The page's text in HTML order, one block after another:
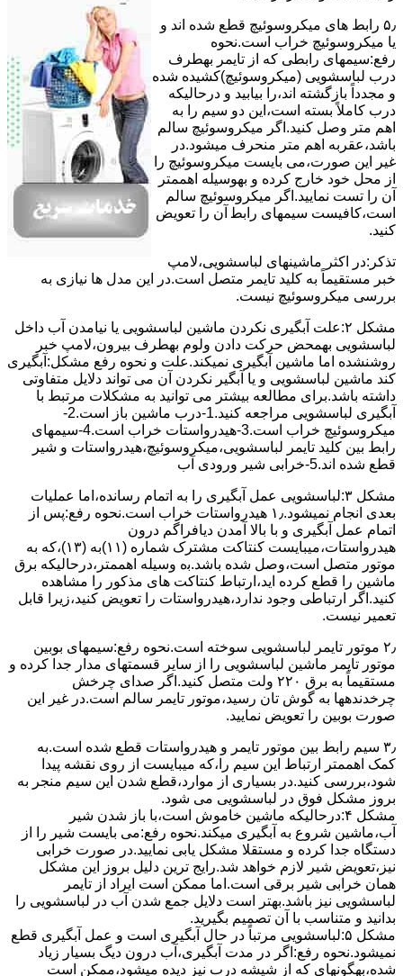
۵٫ رابط های ﻣﯿﮑﺮوﺳﻮﺋﯿﭻ ﻗﻄﻊ شده اند و
ﯾﺎ ﻣﯿﮑﺮوﺳﻮﺋﯿﭻ ﺧﺮاب اﺳﺖ.نحوه
رفع:سیمهای راﺑﻄﯽ ﮐﻪ از ﺗﺎﯾﻤﺮ بهطرف
درب لباسشویی (ﻣﯿﮑﺮوﺳﻮﺋﯿﭻ)کشیده شده
و مجدداً بازگشته اند،را ﺑﯿﺎﺑﯿﺪ و درحالیکه
درب کاملاً ﺑﺴﺘﻪ اﺳﺖ،اﯾﻦ دو ﺳﯿﻢ را ﺑﻪ
اﻫﻢ ﻣﺘﺮ وصل کنید.اﮔﺮ ﻣﯿﮑﺮوﺳﻮﺋﯿﭻ ﺳﺎﻟﻢ
ﺑﺎﺷﺪ،ﻋﻘﺮﺑﻪ اهم متر ﻣﻨﺤﺮف میشود.در
ﻏﯿﺮ اﯾﻦ ﺻﻮرت،می بایست ﻣﯿﮑﺮوﺳﻮﺋﯿﭻ را
از ﻣﺤﻞ خود ﺧﺎرج کرده و بهوسیله اهممتر
آن را ﺗﺴﺖ ﻧﻤﺎﯾﯿﺪ.اﮔﺮ ﻣﯿﮑﺮوﺳﻮﺋﯿﭻ ﺳﺎﻟﻢ
اﺳﺖ،ﮐﺎﻓﯿﺴﺖ سیمهای راﺑﻄ آن را ﺗﻌﻮﯾﺾ
کنید.
ﺗﺬﮐﺮ:در اﮐﺜﺮ ماشینهای لباسشویی،ﻻﻣﭗ
ﺧﺒﺮ مستقیماً ﺑﻪ ﮐﻠﯿﺪ ﺗﺎﯾﻤﺮ ﻣﺘﺼﻞ اﺳﺖ.در اﯾﻦ مدل ها ﻧﯿﺎزی ﺑﻪ
بررسی ﻣﯿﮑﺮوﺳﻮﺋﯿﭻ نیست.
مشکل ۲:علت آبگیری نکردن ماشین لباسشویی یا نیامدن آب داخل
لباسشویی بهمحض ﺣﺮﮐﺖ دادن وﻟﻮم بهطرف ﺑﯿﺮون،ﻻﻣﭗ ﺧﺒﺮ
روشنشده اﻣﺎ ﻣﺎﺷﯿﻦ آﺑﮕﯿﺮی نمیکند.ﻋﻠﺖ و نحوه رﻓﻊ مشکل:آبگیری
کند ماشین لباسشویی و یا آبگیر نکردن آن می تواند دلایل متفاوتی
داشته باشد.برای مطالعه بیشتر می توانید به مشکلات مرتبط با
آبگیری لباسشویی مراجعه کنید.1-درب ﻣﺎﺷﯿﻦ ﺑﺎز اﺳﺖ.2-
ﻣﯿﮑﺮوﺳﻮﺋﯿﭻ ﺧﺮاب اﺳﺖ.3-ﻫﯿﺪرواﺳﺘﺎت ﺧﺮاب اﺳﺖ.4-سیمهای
راﺑﻂ ﺑﯿﻦ ﮐﻠﯿﺪ ﺗﺎﯾﻤﺮ لباسشویی،ﻣﯿﮑﺮوﺳﻮﺋﯿﭻ،ﻫﯿﺪرواﺳﺘﺎت و ﺷﯿﺮ
ﻗﻄﻊ ﺷﺪه اند.5-خرابی شیر ورودی آب
مشکل ۳:لباسشویی ﻋﻤﻞ آﺑﮕﯿﺮی را ﺑﻪ اﺗﻤﺎم رﺳﺎﻧﺪه،اﻣﺎ ﻋﻤﻠﯿﺎت
ﺑﻌﺪی اﻧﺠﺎم نمیشود.۱٫ ﻫﯿﺪرواﺳﺘﺎت ﺧﺮاب اﺳﺖ.نحوه رﻓﻊ:ﭘﺲ از
اﺗﻤﺎم عمل آﺑﮕﯿﺮی و ﺑﺎ ﺑﺎﻻ آﻣﺪن دﯾﺎﻓﺮاﮔﻢ درون
ﻫﯿﺪرواﺳﺘﺎت،میبایست ﮐﻨﺘﺎﮐﺖ ﻣﺸﺘﺮک شماره (۱۱)به (۱۳)،ﮐﻪ ﺑﻪ
ﻣﻮﺗﻮر ﻣﺘﺼﻞ اﺳﺖ،وﺻﻞ ﺷﺪه ﺑﺎﺷﺪ.ﺑه وسیله اهممتر،درحالیکه ﺑﺮق
ﻣﺎﺷﯿﻦ را ﻗﻄﻊ کرده اید،ارﺗﺒﺎط ﮐﻨﺘﺎﮐﺖ ﻫﺎی ﻣﺬﮐﻮر را ﻣﺸﺎﻫﺪه
کنید.اﮔﺮ ارﺗﺒﺎطی وجود ندارد،ﻫﯿﺪرواﺳﺘﺎت را ﺗﻌﻮﯾﺾ ﮐﻨﯿﺪ،زﯾﺮا قابل
ﺗﻌﻤﯿﺮ نیست.
۲٫ ﻣﻮﺗﻮر ﺗﺎﯾﻤﺮ لباسشویی ﺳﻮﺧﺘﻪ اﺳﺖ.نحوه رﻓﻊ:سیمهای ﺑﻮﺑﯿﻦ
ﻣﻮﺗﻮر ﺗﺎﯾﻤﺮ ماشین لباسشویی را از ﺳﺎﯾﺮ قسمتهای ﻣﺪار ﺟﺪا کرده و
مستقیماً ﺑﻪ برق ۲۲۰ وﻟﺖ ﻣﺘﺼﻞ کنید.اﮔﺮ ﺻﺪای ﭼﺮﺧﺶ
چرخدندهها به گوش تان رﺳﯿﺪ،ﻣﻮﺗﻮر ﺗﺎﯾﻤﺮ ﺳﺎﻟﻢ اﺳﺖ.در ﻏﯿﺮ اﯾﻦ
ﺻﻮرت ﺑﻮﺑﯿﻦ را ﺗﻌﻮﯾﺾ ﻧﻤﺎﯾﯿﺪ.
۳٫ ﺳﯿﻢ راﺑﻂ ﺑﯿﻦ ﻣﻮﺗﻮر ﺗﺎﯾﻤﺮ و ﻫﯿﺪرواﺳﺘﺎت ﻗﻄﻊ ﺷﺪه اﺳﺖ.به
کمک اهممتر ارﺗﺒﺎط اﯾﻦ ﺳﯿﻢ را،ﮐﻪ میبایست از روی ﻧﻘﺸﻪ ﭘﯿﺪا
ﺷﻮد،بررسی ﮐﻨﯿﺪ.در ﺑﺴﯿﺎری از موارد،ﻗﻄﻊ ﺷﺪن اﯾﻦ ﺳﯿﻢ ﻣﻨﺠﺮ ﺑﻪ
ﺑﺮوز مشکل ﻓﻮق در لباسشویی می شود.
مشکل ۴:درحالیکه ﻣﺎﺷﯿﻦ ﺧﺎﻣﻮش اﺳﺖ،ﺑﺎ ﺑﺎز ﺷﺪن ﺷﯿﺮ
آب،ﻣﺎﺷﯿﻦ ﺷﺮوع ﺑﻪ آﺑﮕﯿﺮی میکند.نحوه رﻓﻊ:می بایست ﺷﯿﺮ را از
دستگاه جدا کرده و مستقلا مشکل یابی نمایید.در صورت خرابی
نیز،تعویض شیر لازم خواهد شد.رایج ترین دلیل بروز این مشکل
همان خرابی شیر برقی است.اما ممکن است ایراد از تایمر
لباسشویی نیز باشد.بهتر است دلایل جمع شدن آب در لباسشویی را
بدانید و متناسب با آن تصمیم بگیرید.
مشکل ۵:لباسشویی مرتباً در ﺣﺎل آﺑﮕﯿﺮی اﺳﺖ و ﻋﻤﻞ آﺑﮕﯿﺮی ﻗﻄﻊ
نمیشود.نحوه رﻓﻊ:اﮔﺮ در ﻣﺪت آﺑﮕﯿﺮی،آب درون دﯾﮓ ﺑﺴﯿﺎر زﯾﺎد
ﺷﺪه،بهگونهای ﮐﻪ از ﺷﯿﺸﻪ درب ﻧﯿﺰ دﯾﺪه میشود،ممکن است